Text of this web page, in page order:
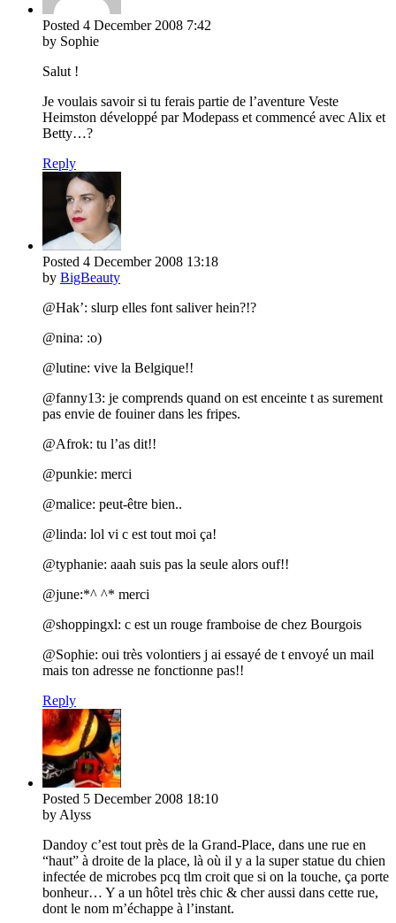
Posted 4 December 2008 7:42
by Sophie
Salut !
Je voulais savoir si tu ferais partie de l’aventure Veste
Heimston développé par Modepass et commencé avec Alix et
Betty…?
Reply
Posted 4 December 2008 13:18
by BigBeauty
@Hak’: slurp elles font saliver hein?!?
@nina: :o)
@lutine: vive la Belgique!!
@fanny13: je comprends quand on est enceinte t as surement
pas envie de fouiner dans les fripes.
@Afrok: tu l’as dit!!
@punkie: merci
@malice: peut-être bien..
@linda: lol vi c est tout moi ça!
@typhanie: aaah suis pas la seule alors ouf!!
@june:*^ ^* merci
@shoppingxl: c est un rouge framboise de chez Bourgois
@Sophie: oui très volontiers j ai essayé de t envoyé un mail
mais ton adresse ne fonctionne pas!!
Reply
Posted 5 December 2008 18:10
by Alyss
Dandoy c’est tout près de la Grand-Place, dans une rue en
“haut” à droite de la place, là où il y a la super statue du chien
infectée de microbes pcq tlm croit que si on la touche, ça porte
bonheur… Y a un hôtel très chic & cher aussi dans cette rue,
dont le nom m’échappe à l’instant.